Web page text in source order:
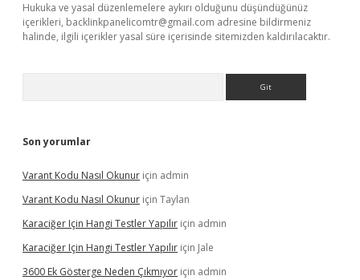
Hukuka ve yasal düzenlemelere aykırı olduğunu düşündüğünüz
içerikleri, backlinkpanelicomtr@gmail.com adresine bildirmeniz
halinde, ilgili içerikler yasal süre içerisinde sitemizden kaldırılacaktır.
Son yorumlar
Varant Kodu Nasıl Okunur için admin
Varant Kodu Nasıl Okunur için Taylan
Karaciğer Için Hangi Testler Yapılır için admin
Karaciğer Için Hangi Testler Yapılır için Jale
3600 Ek Gösterge Neden Çıkmıyor için admin